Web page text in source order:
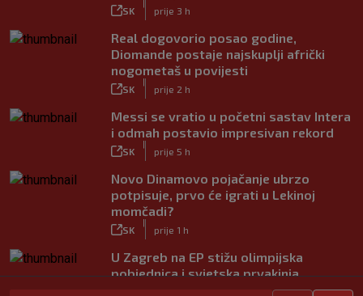
SK prije 3 h
Real dogovorio posao godine,
Diomande postaje najskuplji afrički
nogometaš u povijesti
SK prije 2 h
Messi se vratio u početni sastav Intera
i odmah postavio impresivan rekord
SK prije 5 h
Novo Dinamovo pojačanje ubrzo
potpisuje, prvo će igrati u Lekinoj
momčadi?
SK prije 1 h
U Zagreb na EP stižu olimpijska
pobjednica i svjetska prvakinja